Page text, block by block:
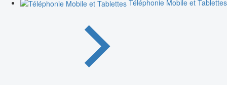
Téléphonie Mobile et Tablettes